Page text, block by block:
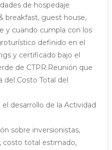
de hospedaje
breakfast, guest house,
y cuando cumpla con los
definido en el
y certificado bajo el
de CTPR.Reunión que
del Costo Total del
desarrollo de la Actividad
sobre inversionistas,
costo total estimado,